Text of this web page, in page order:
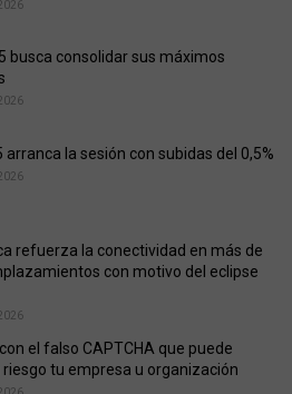
busca consolidar sus máximos
arranca la sesión con subidas del 0,5%
refuerza la conectividad en más de
con motivo del eclipse
el falso CAPTCHA que puede
riesgo tu empresa u organización